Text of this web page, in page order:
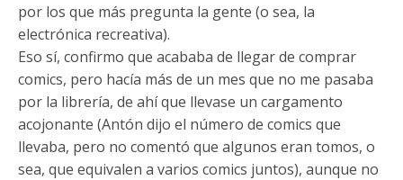
por los que más pregunta la gente (o sea, la
electrónica recreativa).
Eso sí, confirmo que acababa de llegar de comprar
comics, pero hacía más de un mes que no me pasaba
por la librería, de ahí que llevase un cargamento
acojonante (Antón dijo el número de comics que
llevaba, pero no comentó que algunos eran tomos, o
sea, que equivalen a varios comics juntos), aunque no